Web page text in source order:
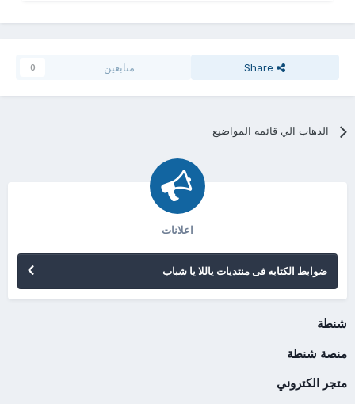
Share متابعين 0
الذهاب الي قائمه المواضيع
اعلانات
ضوابط الكتابه فى منتديات ياللا يا شباب
شنطة
منصة شنطة
متجر الكتروني